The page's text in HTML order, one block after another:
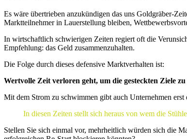
Es wäre übertrieben anzukündigen das uns Goldgräber-
Marktteilnehmer in Lauerstellung bleiben,
In wirtschaftlich schwierigen Zeiten regiert oft die
Empfehlung: das Geld zusammenzuhalten.
Die Folge durch dieses defensive Marktverhalten ist:
Wertvolle Zeit verloren geht, um die gesteckten Ziele
Mit dem Strom zu schwimmen gibt auch Unternehmen
In diesen Zeiten stellt sich heraus von wem die
Stellen Sie sich einmal vor, mehrheitlich würden sich die